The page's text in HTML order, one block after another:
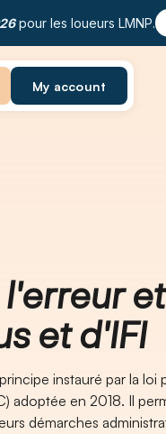
pour les loueurs LMNP.
My account
l'erreur
et d'IFI
instauré par la
adoptée en 2018. Il
démarches